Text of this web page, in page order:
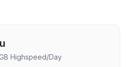
Highspeed/Day